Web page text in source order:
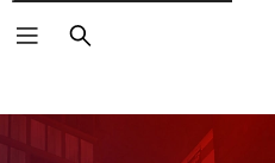
Buscar